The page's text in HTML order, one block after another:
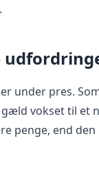
under pres.
vokset til et
penge, end